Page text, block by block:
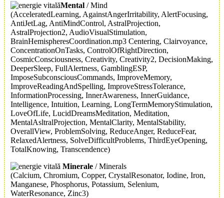
Mental / Mind
(AcceleratedLearning, AgainstAngerIrritability, AlertFocusing,
AntiJetLag, AntiMindControl, AstralProjection,
AstralProjection2, AudioVisualStimulation,
BrainHemispheresCoordination.mp3 Centering, Clairvoyance,
ConcentrationOnTasks, ControlOfRightDirection,
CosmicConsciousness, Creativity, Creativity2, DecisionMaking,
DeeperSleep, FullAlertness, GamblingESP,
ImposeSubconsciousCommands, ImproveMemory,
ImproveReadingAndSpelling, ImproveStressTolerance,
InformationProcessing, InnerAwareness, InnerGuidance,
Intelligence, Intuition, Learning, LongTermMemoryStimulation,
LoveOfLife, LucidDreamsMeditation, Meditation,
MentalAsltralProjection, MentalClarity, MentalStability,
OverallView, ProblemSolving, ReduceAnger, ReduceFear,
RelaxedAlertness, SolveDifficultProblems, ThirdEyeOpening,
TotalKnowing, Transcendence)
Minerale / Minerals
(Calcium, Chromium, Copper, CrystalResonator, Iodine, Iron,
Manganese, Phosphorus, Potassium, Selenium,
WaterResonance, Zinc3)